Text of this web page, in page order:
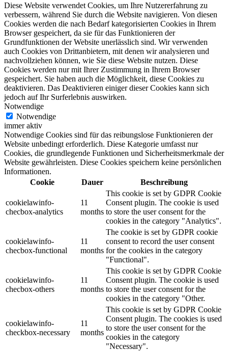
Diese Website verwendet Cookies, um Ihre Nutzererfahrung zu
verbessern, während Sie durch die Website navigieren. Von diesen
Cookies werden die nach Bedarf kategorisierten Cookies in Ihrem
Browser gespeichert, da sie für das Funktionieren der
Grundfunktionen der Website unerlässlich sind. Wir verwenden
auch Cookies von Drittanbietern, mit denen wir analysieren und
nachvollziehen können, wie Sie diese Website nutzen. Diese
Cookies werden nur mit Ihrer Zustimmung in Ihrem Browser
gespeichert. Sie haben auch die Möglichkeit, diese Cookies zu
deaktivieren. Das Deaktivieren einiger dieser Cookies kann sich
jedoch auf Ihr Surferlebnis auswirken.
Notwendige
Notwendige
immer aktiv
Notwendige Cookies sind für das reibungslose Funktionieren der
Website unbedingt erforderlich. Diese Kategorie umfasst nur
Cookies, die grundlegende Funktionen und Sicherheitsmerkmale der
Website gewährleisten. Diese Cookies speichern keine persönlichen
Informationen.
Cookie
Dauer Beschreibung
cookielawinfo-
checbox-analytics
11
months
This cookie is set by GDPR Cookie
Consent plugin. The cookie is used
to store the user consent for the
cookies in the category "Analytics".
cookielawinfo-
checbox-functional
11
months
The cookie is set by GDPR cookie
consent to record the user consent
for the cookies in the category
"Functional".
cookielawinfo-
checbox-others
11
months
This cookie is set by GDPR Cookie
Consent plugin. The cookie is used
to store the user consent for the
cookies in the category "Other.
cookielawinfo-
checkbox-necessary
11
months
This cookie is set by GDPR Cookie
Consent plugin. The cookies is used
to store the user consent for the
cookies in the category
"Necessary".